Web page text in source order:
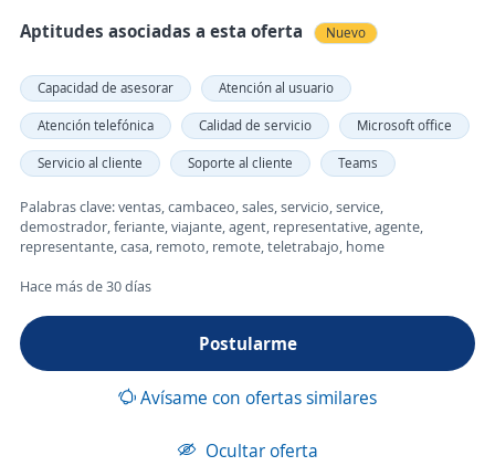
Aptitudes asociadas a esta oferta
Nuevo
Capacidad de asesorar
Atención al usuario
Atención telefónica
Calidad de servicio
Microsoft office
Servicio al cliente
Soporte al cliente Teams
Palabras clave: ventas, cambaceo, sales, servicio, service,
demostrador, feriante, viajante, agent, representative, agente,
representante, casa, remoto, remote, teletrabajo, home
Hace más de 30 días
Postularme
Avísame con ofertas similares
Ocultar oferta